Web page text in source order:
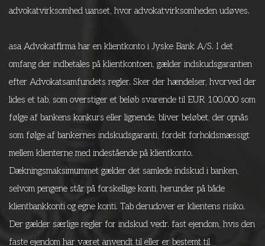
advokatvirksomhed uanset, hvor advokatvirksomheden udøves.
asa Advokatfirma har en klientkonto i Jyske Bank A/S. I det
omfang der indbetales på klientkontoen, gælder indskudsgarantien
efter Advokatsamfundets regler. Sker der hændelser, hvorved der
lides et tab, som overstiger et beløb svarende til EUR 100.000 som
følge af bankens konkurs eller lignende, bliver beløbet, der opnås
som følge af bankernes indskudsgaranti, fordelt forholdsmæssigt
mellem klienterne med indestående på klientkonto.
Dækningsmaksimummet gælder det samlede indskud i banken,
selvom pengene står på forskellige konti, herunder på både
klientbankkonti og egne konti. Tab derudover er klientens risiko.
Der gælder særlige regler for indskud vedr. fast ejendom, hvis den
faste ejendom har været anvendt til eller er bestemt til